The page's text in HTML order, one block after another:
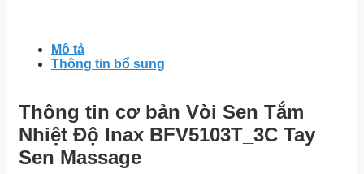
Mô tả
Thông tin bổ sung
Thông tin cơ bản Vòi Sen Tắm
Nhiệt Độ Inax BFV5103T_3C Tay
Sen Massage